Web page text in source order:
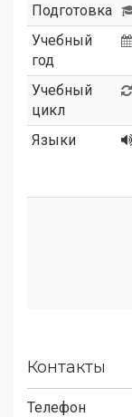
Подготовка
Учебный
год
Учебный
цикл
Языки
Контакты
Телефон